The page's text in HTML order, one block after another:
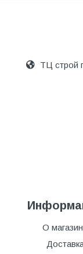
ТЦ строй
О